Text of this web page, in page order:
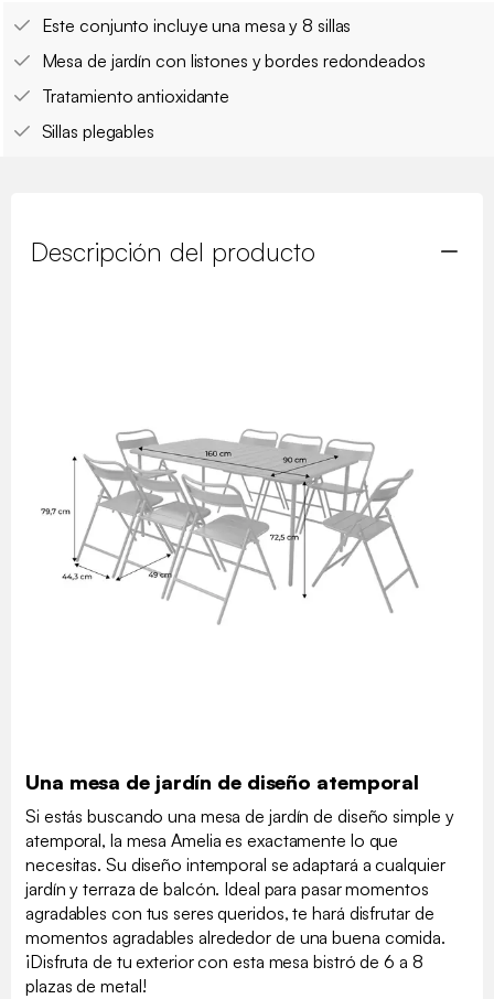
Este conjunto incluye una mesa y 8 sillas
Mesa de jardín con listones y bordes redondeados
Tratamiento antioxidante
Sillas plegables
Descripción del producto
Una mesa de jardín de diseño atemporal
Si estás buscando una mesa de jardín de diseño simple y
atemporal, la mesa Amelia es exactamente lo que
necesitas. Su diseño intemporal se adaptará a cualquier
jardín y terraza de balcón. Ideal para pasar momentos
agradables con tus seres queridos, te hará disfrutar de
momentos agradables alrededor de una buena comida.
¡Disfruta de tu exterior con esta mesa bistró de 6 a 8
plazas de metal!